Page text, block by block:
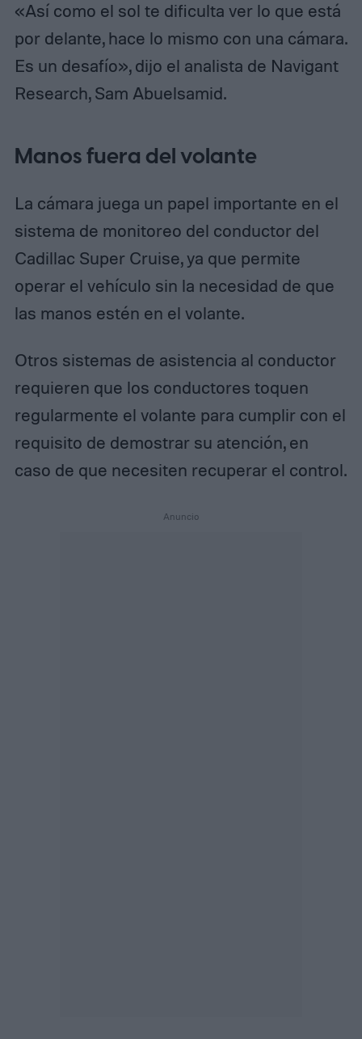
«Así como el sol te dificulta ver lo que está
por delante, hace lo mismo con una cámara.
Es un desafío», dijo el analista de Navigant
Research, Sam Abuelsamid.
Manos fuera del volante
La cámara juega un papel importante en el
sistema de monitoreo del conductor del
Cadillac Super Cruise, ya que permite
operar el vehículo sin la necesidad de que
las manos estén en el volante.
Otros sistemas de asistencia al conductor
requieren que los conductores toquen
regularmente el volante para cumplir con el
requisito de demostrar su atención, en
caso de que necesiten recuperar el control.